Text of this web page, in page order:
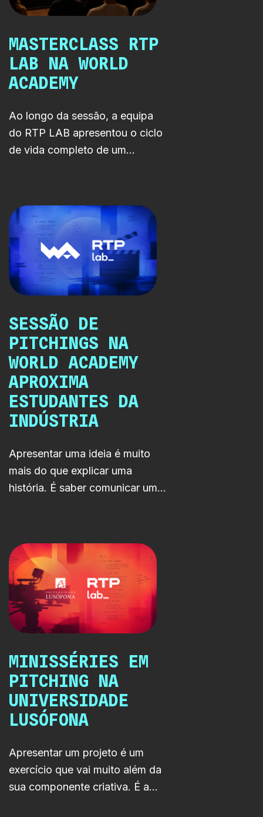
MASTERCLASS RTP
LAB NA WORLD
ACADEMY
Ao longo da sessão, a equipa
do RTP LAB apresentou o ciclo
de vida completo de um
SESSÃO DE
PITCHINGS NA
WORLD ACADEMY
APROXIMA
ESTUDANTES DA
INDÚSTRIA
Apresentar uma ideia é muito
mais do que explicar uma
história. É saber comunicar uma
Foi com esse objetivo que a
RTP LAB marcou presença
numa sessão de pitching da
World Academy,
acompanhando a apresentação
estudantes.
MINISSÉRIES EM
PITCHING NA
UNIVERSIDADE
LUSÓFONA
Apresentar um projeto é um
exercício que vai muito além da
sua componente criativa. É a